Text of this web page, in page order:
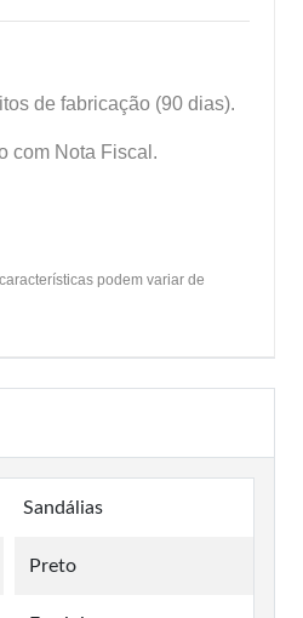
de fabricação (90 dias).
com Nota Fiscal.
podem variar de
Sandálias
Preto